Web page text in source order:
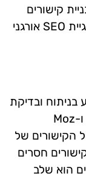
קישורים
איכותיים היא חלק בלתי נפרד מאסטרטגיית SEO אורגני
בניתוח ובדיקת
קישורים. כלים כמו Ahrefs, SEMrush ו-Moz
הקישורים של
חסרים
הוא שלב